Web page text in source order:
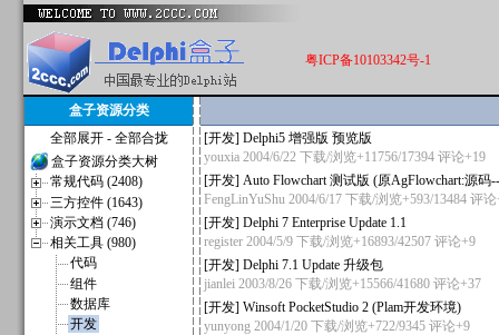
粤ICP备10103342号-1
盒子资源分类
全部展开- 全部合拢
盒子资源分类大树
常规代码 (2408)
三方控件 (1643)
演示文档 (746)
相关工具 (980)
代码
组件
数据库
开发
[开发] Delphi5 增强版 预览版
youxia 2004/6/22 下载/浏览+11756/17394 评论+19
[开发] Auto Flowchart 测试版 (原AgFlowchart:源码
FengLinYuShu 2004/6/17 下载/浏览+593/13484 评论
[开发] Delphi 7 Enterprise Update 1.1
register 2004/5/9 下载/浏览+16893/42507 评论+9
[开发] Delphi 7.1 Update 升级包
jianlei 2003/8/26 下载/浏览+15566/41680 评论+37
[开发] Winsoft PocketStudio 2 (Plam开发环境)
yunyong 2004/1/20 下载/浏览+722/9345 评论+9